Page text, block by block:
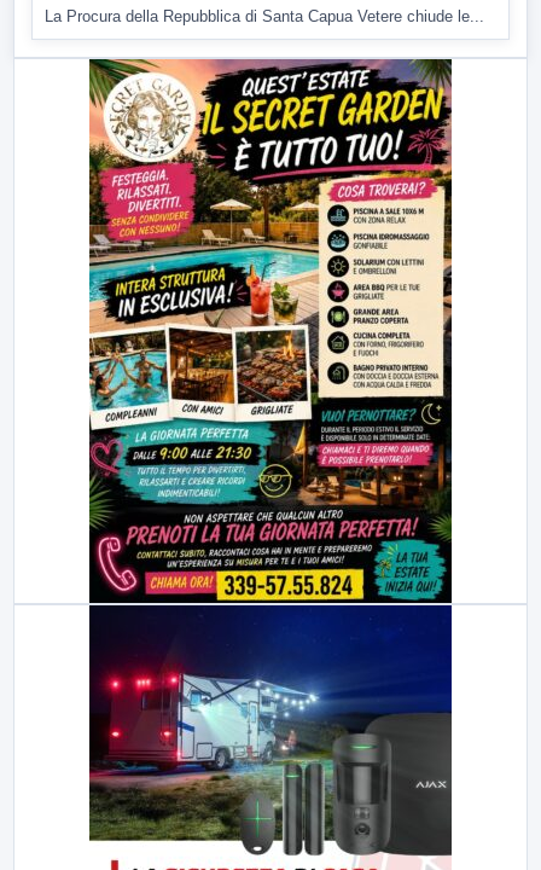
La Procura della Repubblica di Santa Capua Vetere chiude le...